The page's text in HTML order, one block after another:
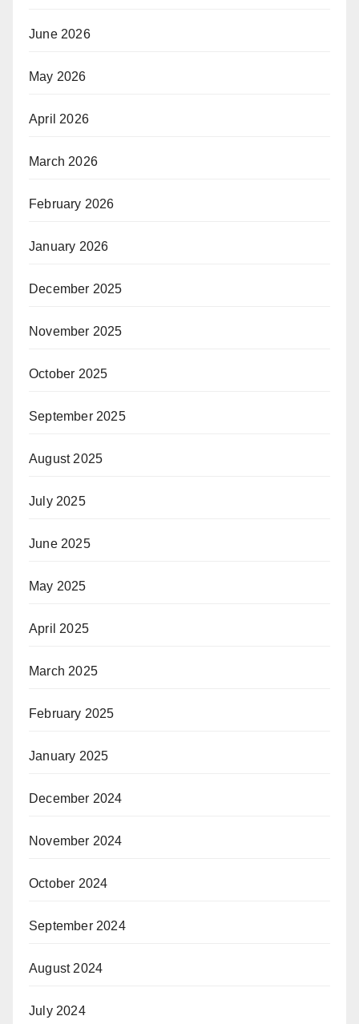
June 2026
May 2026
April 2026
March 2026
February 2026
January 2026
December 2025
November 2025
October 2025
September 2025
August 2025
July 2025
June 2025
May 2025
April 2025
March 2025
February 2025
January 2025
December 2024
November 2024
October 2024
September 2024
August 2024
July 2024